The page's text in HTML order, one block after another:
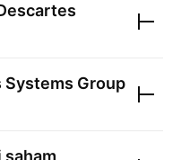
Systems Group
saham